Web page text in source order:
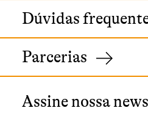
Dúvidas
Parcerias
Assine nossa